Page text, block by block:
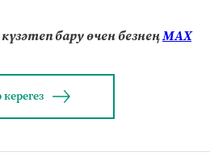
бару өчен безнеңМАХ